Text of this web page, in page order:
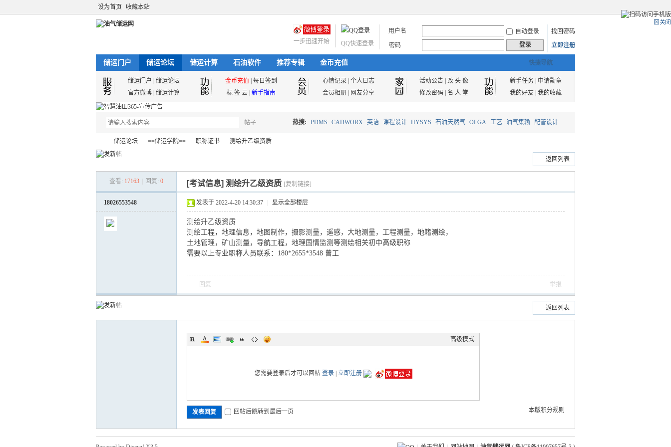
设为首页 收藏本站
用户名 自动登录
找回密码
密码
登录 立即注册
QQ快速登录
一步迅速开始
快捷导航
储运门户 储运论坛 储运计算 石油软件 推荐专辑 金币充值
储运门户 储运论坛 金币充值 每日签到 心情记录 个人日志 活动公告| 改 头 像 新手任务|
申请勋章
官方微博 储运计算 标 签 云 新手指南 会员相册 网友分享 修改密码| 名 人 堂 我的好友| 我的收藏
帖子
索
热搜: PDMS CADWORX 英语 课程设计 HYSYS 石油天然气 OLGA 工艺 油气集输 配管设计
储运论坛
›
==储运学院== 职称证书
›
测绘升乙级资质
返回列表
查看: 17163 回复: 0 [考试信息] 测绘升乙级资质 [复制链接]
18026553548 发表于 2022-4-20 14:30:37 显示全部楼层
测绘升乙级资质
测绘工程，地理信息，地图制作，摄影测量，遥感，大地测量，工程测量，地籍测绘，
土地管理，矿山测量，导航工程，地理国情监测等测绘相关初中高级职称
需要以上专业职称人员联系：180*2655*3548 曾工
回复 举报
返回列表
高级模式
您需要登录后才可以回帖 登录| 立即注册
本版积分规则
发表回复 回帖后跳转到最后一页